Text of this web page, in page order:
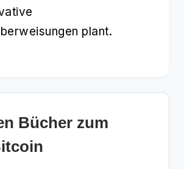
plant.
Bücher zum